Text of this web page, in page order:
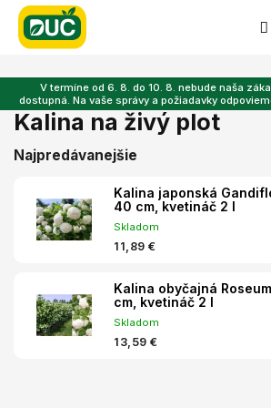
Prejsť
obsah
V termíne od 6. 8. do 10. 8. nebude naša
dostupná. Na vaše správy a požiadavky
Kalina na živý plot
Najpredávanejšie
Kalina japonská
40 cm, kvetináč 2 l
Skladom
11,89 €
Kalina obyčajná
cm, kvetináč 2 l
Skladom
13,59 €